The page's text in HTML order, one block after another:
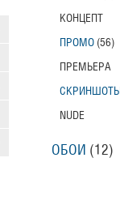
КОНЦЕПТ
ПРОМО (56)
ПРЕМЬЕРА
СКРИНШОТЫ
NUDE
ОБОИ (12)